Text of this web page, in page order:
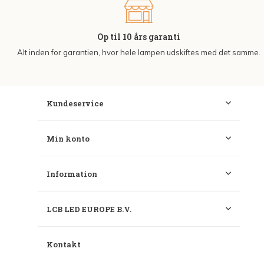
Op til 10 års garanti
Alt inden for garantien, hvor hele lampen udskiftes med det samme.
Kundeservice
Min konto
Information
LCB LED EUROPE B.V.
Kontakt